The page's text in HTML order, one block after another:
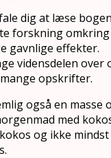
dig at læse
forskning
gavnlige effekter.
vidensdelen over
opskrifter.
også en masse
med
og ikke